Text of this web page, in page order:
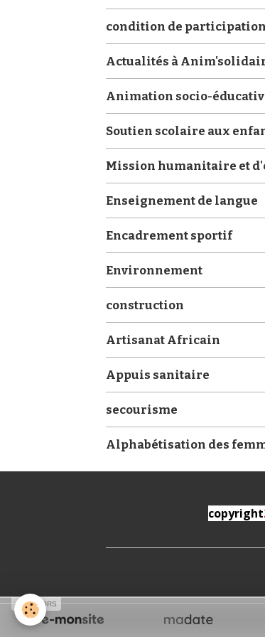
condition de participation
Actualités à
Animation socio-
Soutien scolaire aux
Mission humanitaire et
Enseignement de langue
Encadrement sportif
Environnement
construction
Artisanat Africain
Appuis sanitaire
secourisme
Alphabétisation des
copyright
SPONSORS